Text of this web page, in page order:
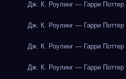
Дж. К. Роулинг — Гарри
Дж. К. Роулинг — Гарри
Дж. К. Роулинг — Гарри
Дж. К. Роулинг — Гарри